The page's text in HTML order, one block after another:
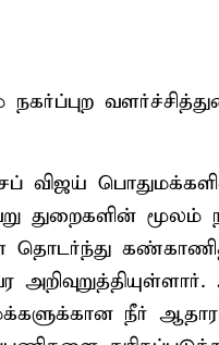
விஜய்
துறைகளின் மூலம்
நீர்